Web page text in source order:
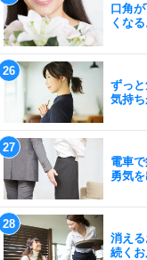
口角
くなる
ずっと
気持
電車
勇気を
消える
続くお